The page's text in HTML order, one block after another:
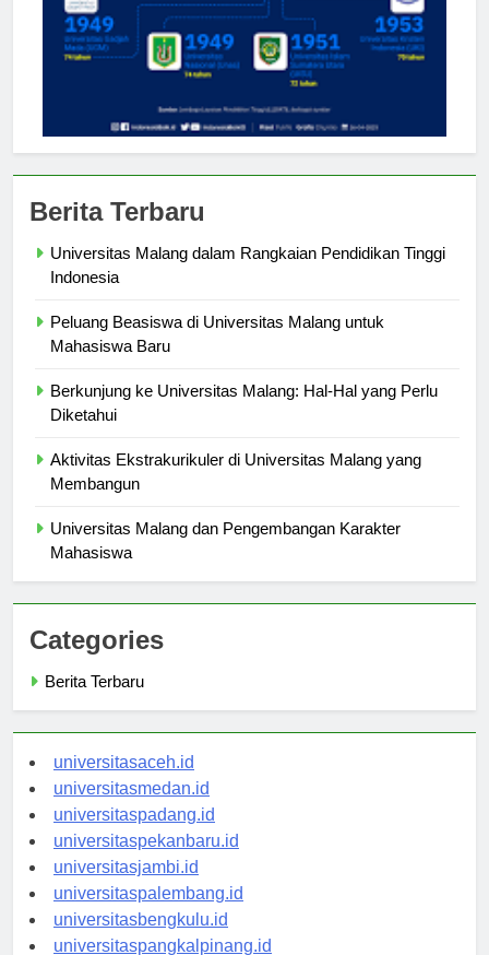
Universitas Malang dalam Rangkaian Pendidikan Tinggi
Peluang Beasiswa di Universitas Malang untuk
Berkunjung ke Universitas Malang: Hal-Hal yang Perlu
Aktivitas Ekstrakurikuler di Universitas Malang yang
Universitas Malang dan Pengembangan Karakter
Categories
universitasaceh.id
universitasmedan.id
universitaspadang.id
universitaspekanbaru.id
universitasjambi.id
universitaspalembang.id
universitasbengkulu.id